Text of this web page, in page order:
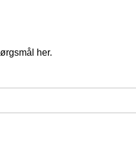
her.